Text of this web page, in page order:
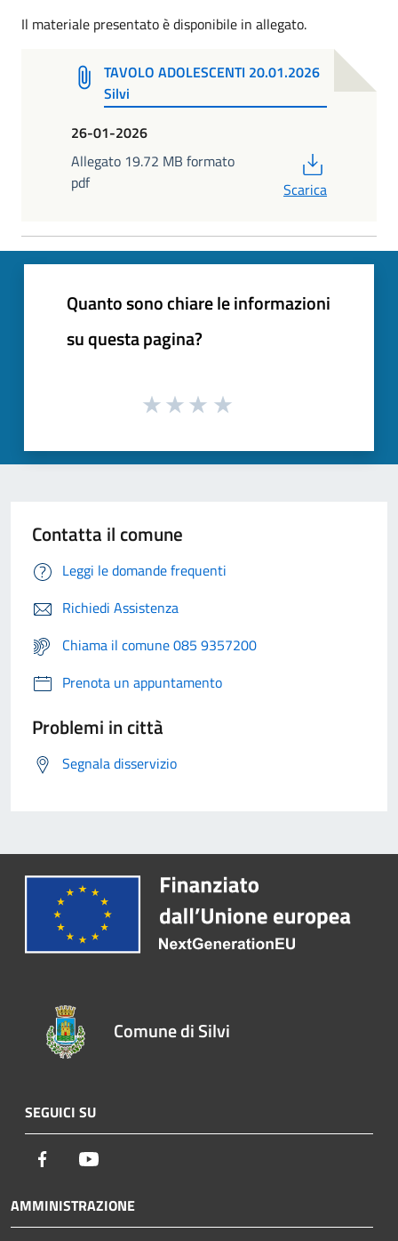
Il materiale presentato è disponibile in allegato.
TAVOLO ADOLESCENTI 20.01.2026
Silvi
26-01-2026
Allegato 19.72 MB formato
pdf
Scarica
Quanto sono chiare le informazioni
su questa pagina?
Contatta il comune
Leggi le domande frequenti
Richiedi Assistenza
Chiama il comune 085 9357200
Prenota un appuntamento
Problemi in città
Segnala disservizio
Comune di Silvi
SEGUICI SU
Facebook
AMMINISTRAZIONE